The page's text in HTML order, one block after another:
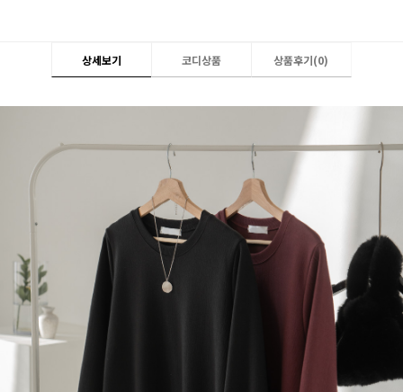
상세보기 코디상품 상품후기(0)